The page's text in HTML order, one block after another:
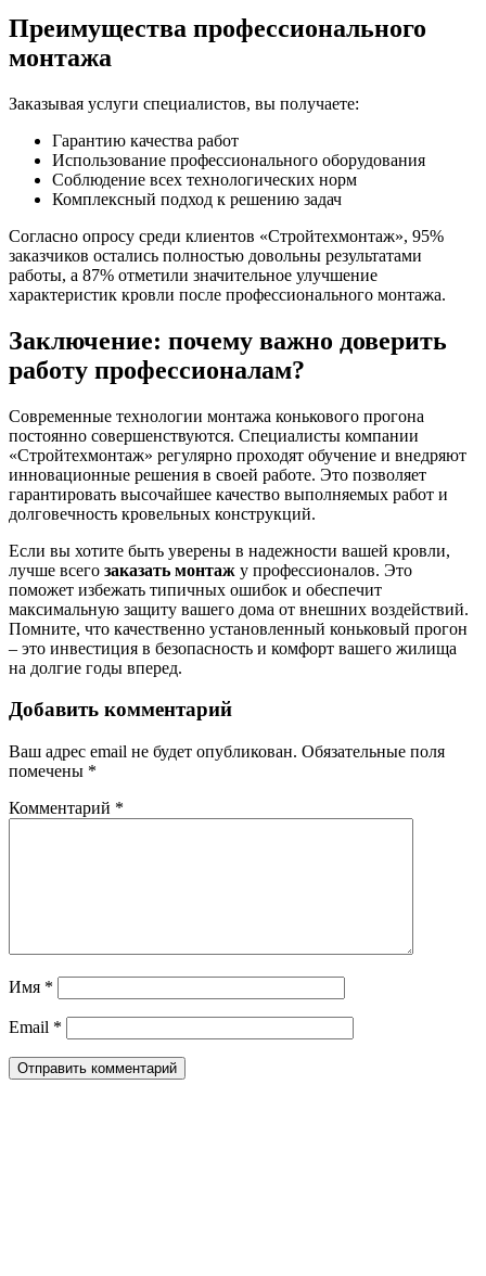
Преимущества профессионального
монтажа
Заказывая услуги специалистов, вы получаете:
Гарантию качества работ
Использование профессионального оборудования
Соблюдение всех технологических норм
Комплексный подход к решению задач
Согласно опросу среди клиентов «Стройтехмонтаж», 95%
заказчиков остались полностью довольны результатами
работы, а 87% отметили значительное улучшение
характеристик кровли после профессионального монтажа.
Заключение: почему важно доверить
работу профессионалам?
Современные технологии монтажа конькового прогона
постоянно совершенствуются. Специалисты компании
«Стройтехмонтаж» регулярно проходят обучение и внедряют
инновационные решения в своей работе. Это позволяет
гарантировать высочайшее качество выполняемых работ и
долговечность кровельных конструкций.
Если вы хотите быть уверены в надежности вашей кровли,
лучше всего заказать монтаж у профессионалов. Это
поможет избежать типичных ошибок и обеспечит
максимальную защиту вашего дома от внешних воздействий.
Помните, что качественно установленный коньковый прогон
– это инвестиция в безопасность и комфорт вашего жилища
на долгие годы вперед.
Добавить комментарий
Ваш адрес email не будет опубликован. Обязательные поля
помечены *
Комментарий *
Имя *
Email *